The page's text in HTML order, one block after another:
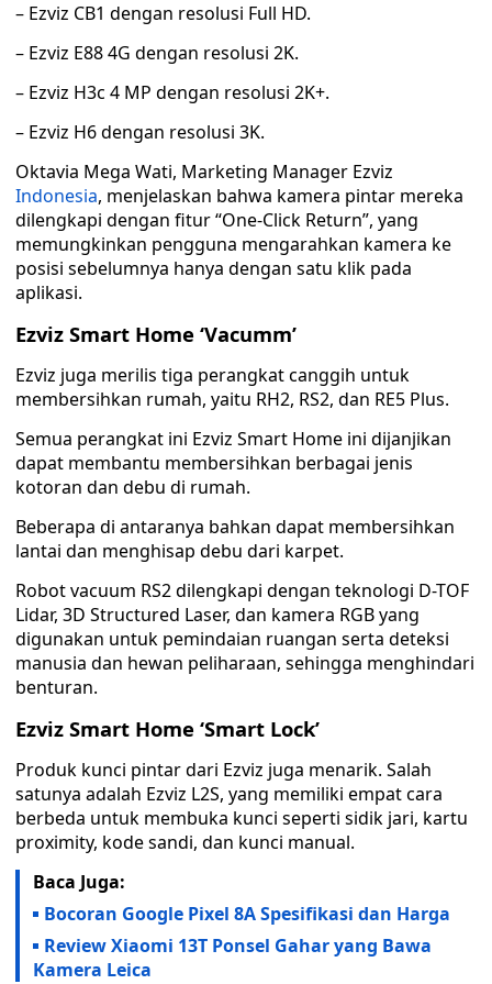
– Ezviz CB1 dengan resolusi Full HD.
– Ezviz E88 4G dengan resolusi 2K.
– Ezviz H3c 4 MP dengan resolusi 2K+.
– Ezviz H6 dengan resolusi 3K.
Oktavia Mega Wati, Marketing Manager Ezviz
Indonesia, menjelaskan bahwa kamera pintar mereka
dilengkapi dengan fitur “One-Click Return”, yang
memungkinkan pengguna mengarahkan kamera ke
posisi sebelumnya hanya dengan satu klik pada
aplikasi.
Ezviz Smart Home ‘Vacumm’
Ezviz juga merilis tiga perangkat canggih untuk
membersihkan rumah, yaitu RH2, RS2, dan RE5 Plus.
Semua perangkat ini Ezviz Smart Home ini dijanjikan
dapat membantu membersihkan berbagai jenis
kotoran dan debu di rumah.
Beberapa di antaranya bahkan dapat membersihkan
lantai dan menghisap debu dari karpet.
Robot vacuum RS2 dilengkapi dengan teknologi D-TOF
Lidar, 3D Structured Laser, dan kamera RGB yang
digunakan untuk pemindaian ruangan serta deteksi
manusia dan hewan peliharaan, sehingga menghindari
benturan.
Ezviz Smart Home ‘Smart Lock’
Produk kunci pintar dari Ezviz juga menarik. Salah
satunya adalah Ezviz L2S, yang memiliki empat cara
berbeda untuk membuka kunci seperti sidik jari, kartu
proximity, kode sandi, dan kunci manual.
Baca Juga:
Bocoran Google Pixel 8A Spesifikasi dan Harga
Review Xiaomi 13T Ponsel Gahar yang Bawa
Kamera Leica